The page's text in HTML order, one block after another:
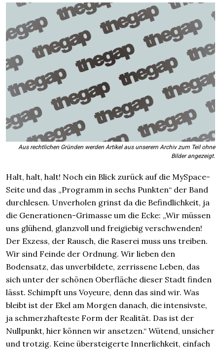
Aus rechtlichen Gründen werden Artikel aus unserem Archiv zum Teil ohne
Bilder angezeigt.
Halt, halt, halt! Noch ein Blick zurück auf die MySpace-
Seite und das „Programm in sechs Punkten“ der Band
durchlesen. Unverholen grinst da die Befindlichkeit, ja
die Generationen-Grimasse um die Ecke: „Wir müssen
uns glühend, glanzvoll und freigiebig verschwenden!
Der Exzess, der Rausch, die Raserei muss uns treiben.
Wir sind Feinde der Ordnung. Wir lieben den
Bodensatz, das unverbildete, zerrissene Leben, das
sich unter der schönen Oberfläche dieser Stadt finden
lässt. Schimpft uns Voyeure, denn das sind wir. Was
bleibt ist der Ekel am Morgen danach, die intensivste,
ja schmerzhafteste Form der Realität. Das ist der
Nullpunkt, hier können wir ansetzen.“ Wütend, unsicher
und trotzig. Keine übersteigerte Innerlichkeit, einfach